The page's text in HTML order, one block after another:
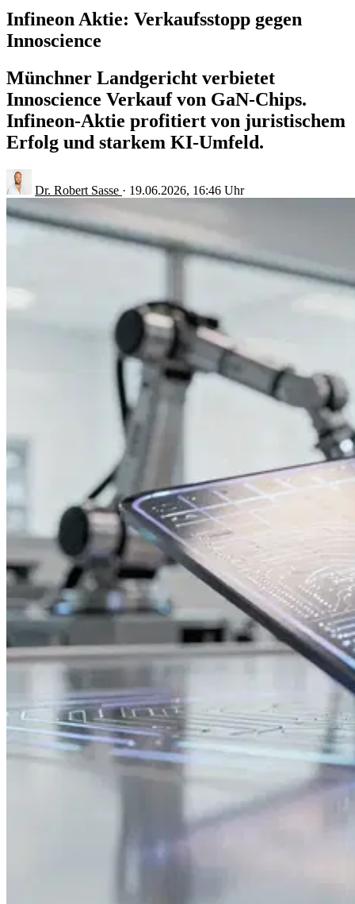
Infineon Aktie: Verkaufsstopp gegen
Innoscience
Münchner Landgericht verbietet
Innoscience Verkauf von GaN-Chips.
Infineon-Aktie profitiert von juristischem
Erfolg und starkem KI-Umfeld.
Dr. Robert Sasse · 19.06.2026, 16:46 Uhr